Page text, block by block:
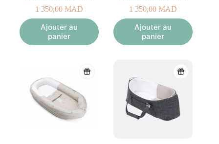
1 350,00 MAD
Ajouter au
panier
1 350,00 MAD
Ajouter au
panier